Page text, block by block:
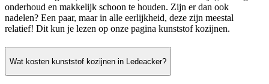
onderhoud en makkelijk schoon te houden. Zijn er dan ook
nadelen? Een paar, maar in alle eerlijkheid, deze zijn meestal
relatief! Dit kun je lezen op onze pagina kunststof kozijnen.
Wat kosten kunststof kozijnen in Ledeacker?